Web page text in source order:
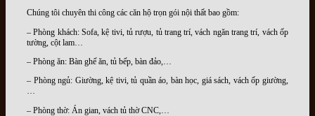
Chúng tôi chuyên thi công các căn hộ trọn gói nội thất bao gồm:
– Phòng khách: Sofa, kệ tivi, tủ rượu, tủ trang trí, vách ngăn trang trí, vách ốp
tường, cột lam…
– Phòng ăn: Bàn ghế ăn, tủ bếp, bàn đảo,…
– Phòng ngủ: Giường, kệ tivi, tủ quần áo, bàn học, giá sách, vách ốp giường,
…
– Phòng thờ: Án gian, vách tủ thờ CNC,…